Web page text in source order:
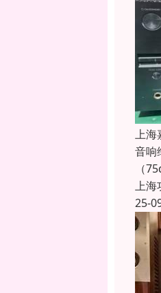
上海
音响
（
上海
25-